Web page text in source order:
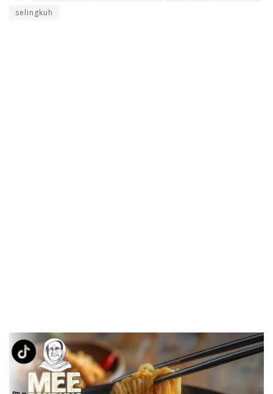
selingkuh